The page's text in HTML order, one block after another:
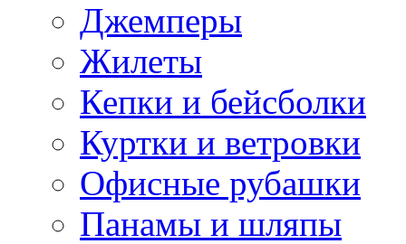
Джемперы
Жилеты
Кепки и бейсболки
Куртки и ветровки
Офисные рубашки
Панамы и шляпы